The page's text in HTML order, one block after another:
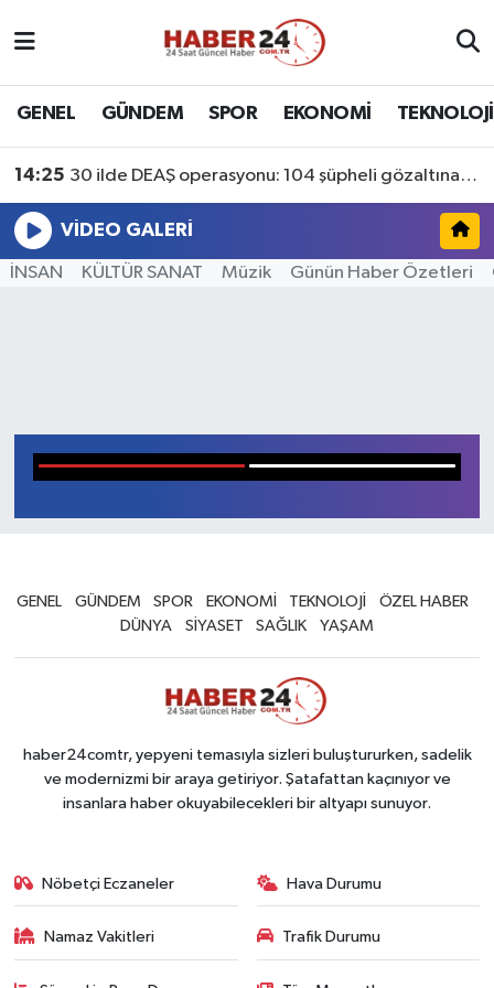
GENEL GÜNDEM SPOR EKONOMİ TEKNOLOJİ
14:25 30 ilde DEAŞ operasyonu: 104 şüpheli gözaltına alındı
VIDEO GALERI
İNSAN KÜLTÜR SANAT Müzik Günün Haber Özetleri
GENEL GÜNDEM SPOR EKONOMİ TEKNOLOJİ
ÖZEL HABER
DÜNYA
SİYASET SAĞLIK YAŞAM
haber24comtr, yepyeni temasıyla sizleri buluştururken, sadelik
ve modernizmi bir araya getiriyor. Şatafattan kaçınıyor ve
insanlara haber okuyabilecekleri bir altyapı sunuyor.
Nöbetçi Eczaneler Hava Durumu
Namaz Vakitleri Trafik Durumu
Nöbetçi Eczaneler
Haber Arşivi